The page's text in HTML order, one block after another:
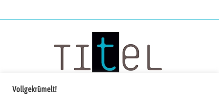
Vollgekrümelt!